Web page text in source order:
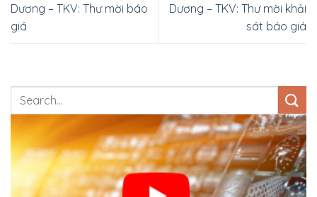
Dương – TKV: Thư mời báo
giá
Dương – TKV: Thư mời khải
sát báo giá